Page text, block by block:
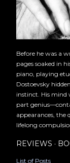
Before he was a
pages soaked in
piano, playing
Dostoevsky
instinct. His mind
part
appearances, the
lifelong
REVIEWS
List of Posts